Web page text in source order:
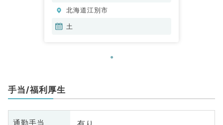
北海道江別市
土
手当/福利厚生
通勤手当